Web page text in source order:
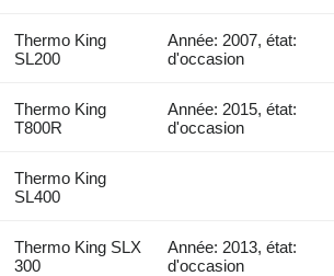
Thermo King
SL200
Année: 2007, état:
d'occasion
Thermo King
T800R
Année: 2015, état:
d'occasion
Thermo King
SL400
Thermo King SLX
300
Année: 2013, état:
d'occasion